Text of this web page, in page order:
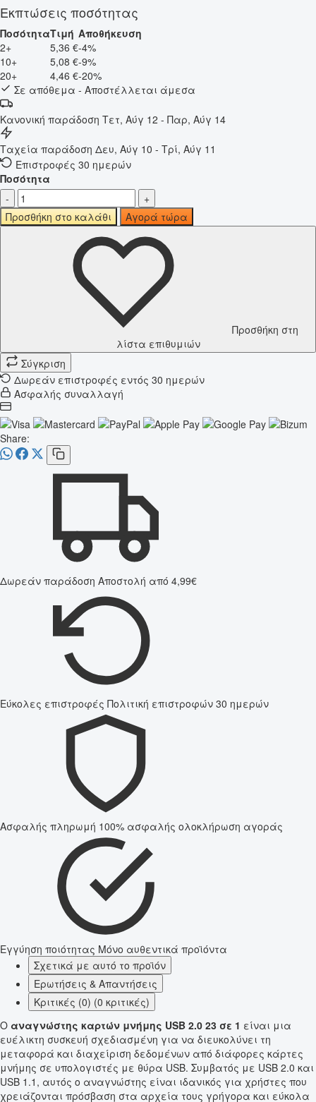
Εκπτώσεις ποσότητας
ΠοσότηταΤιμή Αποθήκευση
2+
5,36 €-4%
10+
5,08 €-9%
20+
4,46 €-20%
Σε απόθεμα - Αποστέλλεται άμεσα
Κανονική παράδοση Τετ, Αύγ 12 - Παρ, Αύγ 14
Ταχεία παράδοση Δευ, Αύγ 10 - Τρί, Αύγ 11
Επιστροφές 30 ημερών
Ποσότητα
-
+
Προσθήκη στο καλάθι
Αγορά τώρα
Προσθήκη στη
λίστα επιθυμιών
Σύγκριση
Δωρεάν επιστροφές εντός 30 ημερών
Ασφαλής συναλλαγή
Share:
Δωρεάν παράδοση Αποστολή από 4,99€
Εύκολες επιστροφές Πολιτική επιστροφών 30 ημερών
Ασφαλής πληρωμή 100% ασφαλής ολοκλήρωση αγοράς
Εγγύηση ποιότητας Μόνο αυθεντικά προϊόντα
Σχετικά με αυτό το προϊόν
Ερωτήσεις & Απαντήσεις
Κριτικές (0) (0 κριτικές)
Ο αναγνώστης καρτών μνήμης USB 2.0 23 σε 1 είναι μια
ευέλικτη συσκευή σχεδιασμένη για να διευκολύνει τη
μεταφορά και διαχείριση δεδομένων από διάφορες κάρτες
μνήμης σε υπολογιστές με θύρα USB. Συμβατός με USB 2.0 και
USB 1.1, αυτός ο αναγνώστης είναι ιδανικός για χρήστες που
χρειάζονται πρόσβαση στα αρχεία τους γρήγορα και εύκολα